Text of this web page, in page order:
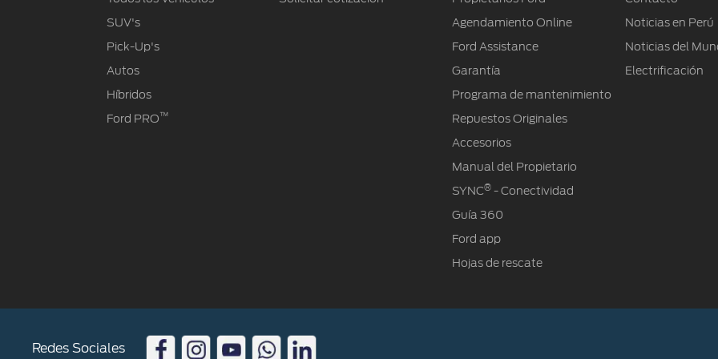
Manual del Propietario
- Conectividad
Guía 360
Cambiar contraseña
SUV's
Pick-Up's
Autos
Híbridos
Ford PRO™
Agendamiento Online
Ford Assistance
Garantía
Programa de mantenimiento
Repuestos Originales
Accesorios
Manual del Propietario
SYNC® - Conectividad
Guía 360
Ford app
Hojas de rescate
Noticias en Perú
Noticias del
Electrificación
Redes Sociales